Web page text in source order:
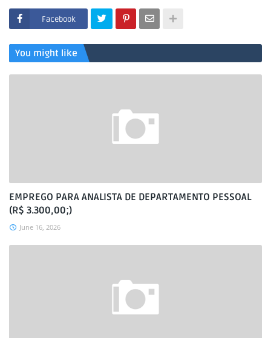
Facebook
You might like
EMPREGO PARA ANALISTA DE DEPARTAMENTO PESSOAL
(R$ 3.300,00;)
June 16, 2026